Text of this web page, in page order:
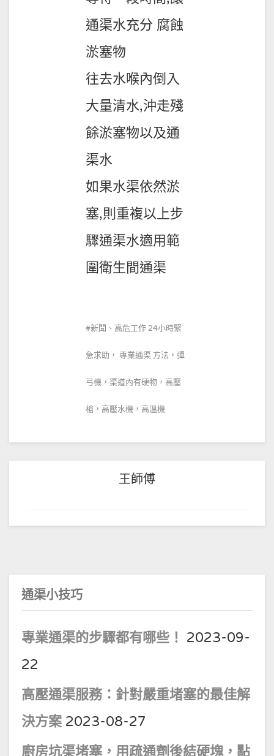
通渠水充分 腐蝕
淤塞物
往去水喉內倒入
大量清水,沖走殘
餘淤塞物以及通
渠水
如果水渠依然淤
塞,則重複以上步
驟通渠水適用範
圍衛生間通渠
新聞、高危工作 24小時緊
急求助， 專業通渠 方法，彈
弓機，渠道內有硬物，高壓
槍，高壓水機，高溫機
王師傅
通渠小技巧
專業通渠的步驟都有哪些！ 2023-09-
22
高壓通渠服務：針對嚴重堵塞的最佳解
決方案 2023-08-27
廚房坑渠堵塞，用疏通劑後結硬塊，點